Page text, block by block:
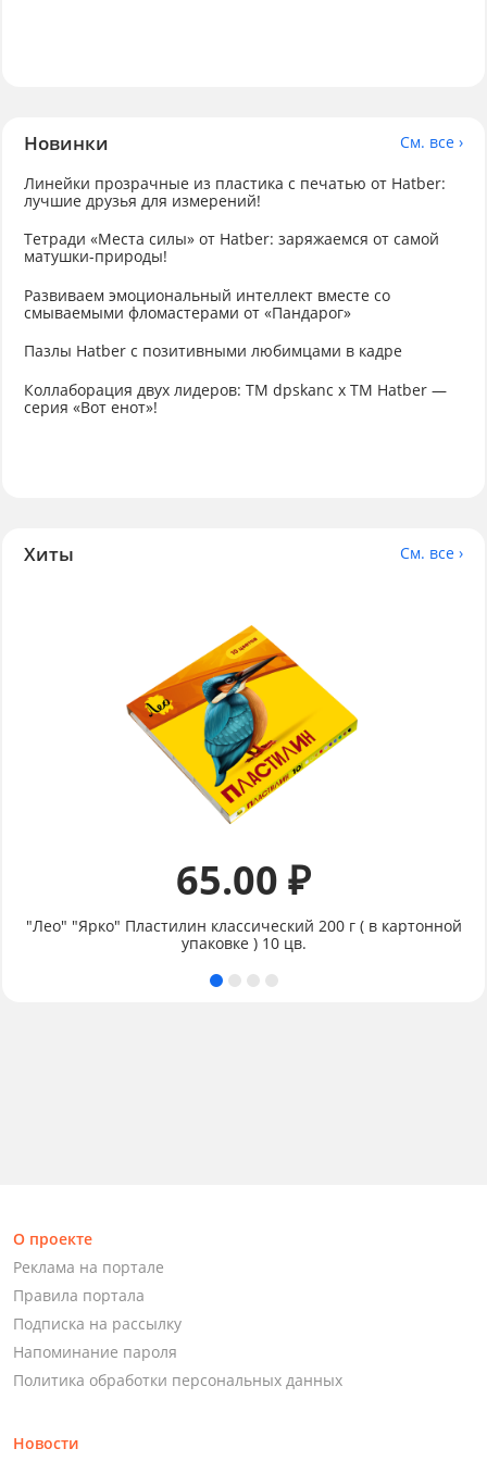
Новинки
См. все ›
Линейки прозрачные из пластика с печатью от Hatber:
лучшие друзья для измерений!
Тетради «Места силы» от Hatber: заряжаемся от самой
матушки-природы!
Развиваем эмоциональный интеллект вместе со
смываемыми фломастерами от «Пандарог»
Пазлы Hatber с позитивными любимцами в кадре
Коллаборация двух лидеров: TM dpskanc x TM Hatber —
серия «Вот енот»!
Хиты См. все ›
65.00 ₽
"Лео" "Ярко" Пластилин классический 200 г ( в картонной
упаковке ) 10 цв.
О проекте
Реклама на портале
Правила портала
Подписка на рассылку
Напоминание пароля
Политика обработки персональных данных
Новости